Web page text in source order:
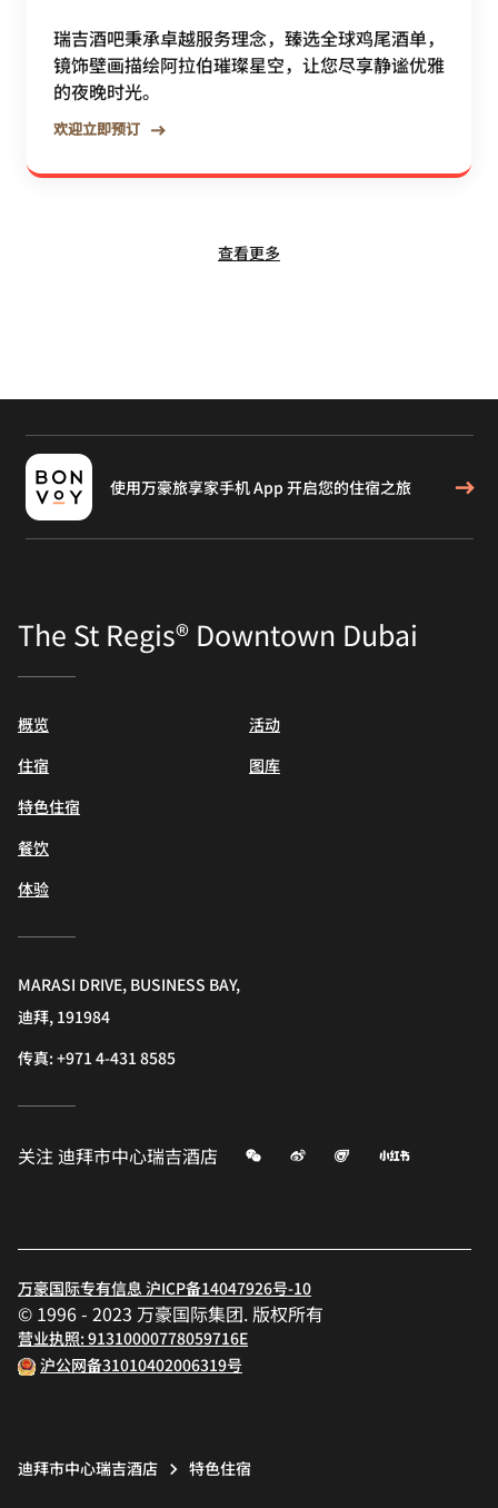
瑞吉酒吧秉承卓越服务理念，臻选全球鸡尾酒单，
镜饰壁画描绘阿拉伯璀璨星空，让您尽享静谧优雅
的夜晚时光。
欢迎立即预订
查看更多
使用万豪旅享家手机 App 开启您的住宿之旅
The St Regis® Downtown Dubai
概览
住宿
特色住宿
餐饮
体验
活动
图库
MARASI DRIVE, BUSINESS BAY,
迪拜, 191984
传真:+971 4-431 8585
关注迪拜市中心瑞吉酒店 微信 微博 飞猪 小红书
万豪国际专有信息 沪ICP备14047926号-10
© 1996 - 2023 万豪国际集团. 版权所有
营业执照: 91310000778059716E
沪公网备31010402006319号
迪拜市中心瑞吉酒店 特色住宿